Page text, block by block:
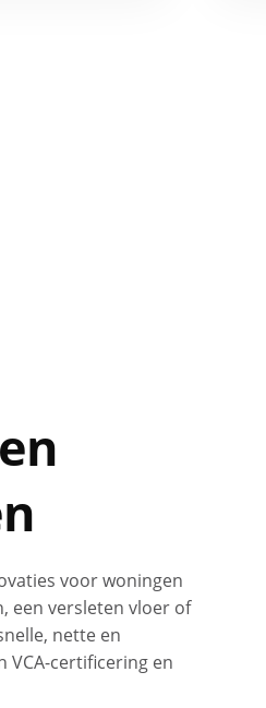
voor woningen
een versleten vloer of
nette en
VCA-certificering en